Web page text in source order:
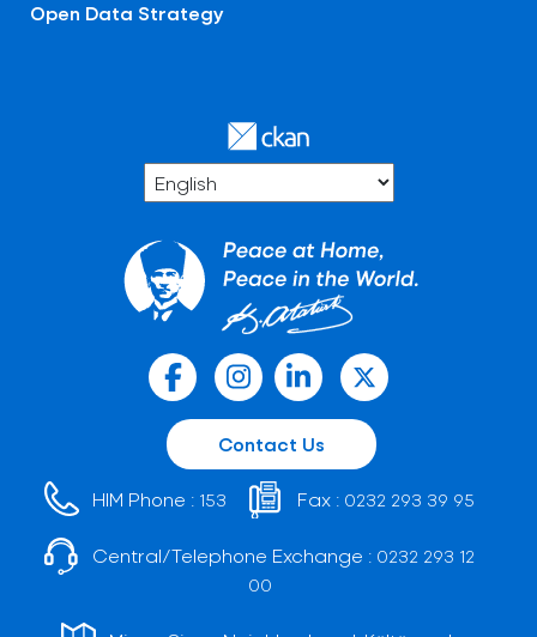
Open Data Strategy
Contact Us
HIM Phone : 153 Fax : 0232 293 39 95
Central/Telephone Exchange : 0232 293 12
00